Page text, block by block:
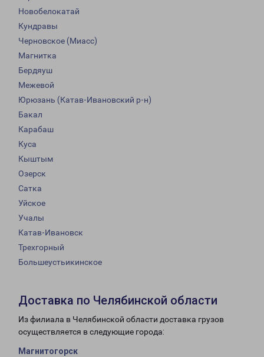
Новобелокатай
Кундравы
Черновское (Миасс)
Магнитка
Бердяуш
Межевой
Юрюзань (Катав-Ивановский р-н)
Бакал
Карабаш
Куса
Кыштым
Озерск
Сатка
Уйское
Учалы
Катав-Ивановск
Трехгорный
Большеустьикинское
Доставка по Челябинской области
Из филиала в Челябинской области доставка грузов
осуществляется в следующие города:
Магнитогорск